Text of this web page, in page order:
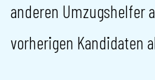
anderen Umzugshelfer
vorherigen Kandidaten